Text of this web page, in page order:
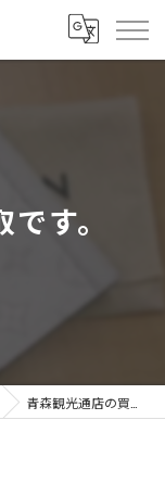
す。
青森観光通店の買取です。